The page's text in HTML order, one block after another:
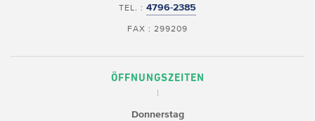
TEL. : 4796-2385
FAX : 299209
ÖFFNUNGSZEITEN
Donnerstag